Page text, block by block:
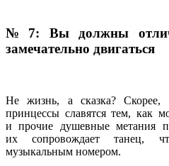
№ 7: Вы должны
замечательно двигаться
Не жизнь, а сказка?
принцессы славятся тем, как
и прочие душевные метания
их сопровождает танец,
музыкальным номером.